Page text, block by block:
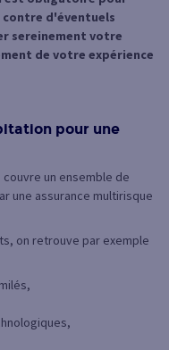
d'éventuels
sereinement votre
de votre expérience
pour une
un ensemble de
une assurance multirisque
on retrouve par exemple